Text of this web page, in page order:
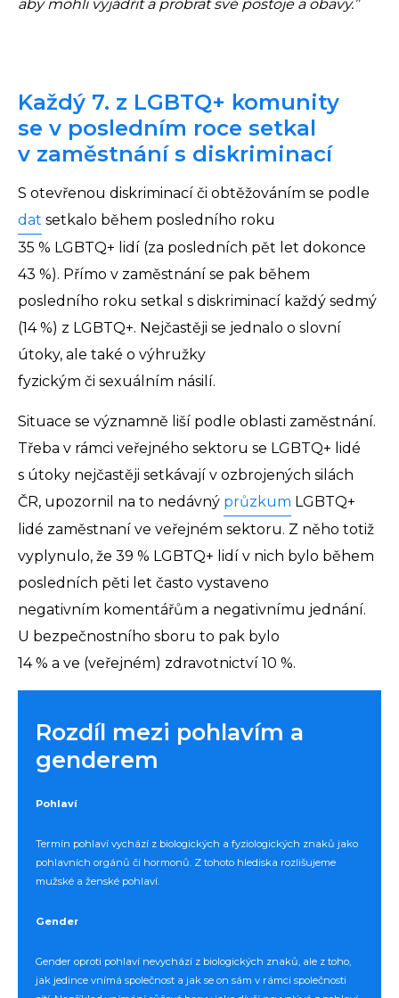
aby mohli vyjádřit a probrat své postoje a obavy.”
Každý 7. z LGBTQ+ komunity
se v posledním roce setkal
v zaměstnání s diskriminací
S otevřenou diskriminací či obtěžováním se podle
dat setkalo během posledního roku
35 % LGBTQ+ lidí (za posledních pět let dokonce
43 %). Přímo v zaměstnání se pak během
posledního roku setkal s diskriminací každý sedmý
(14 %) z LGBTQ+. Nejčastěji se jednalo o slovní
útoky, ale také o výhružky
fyzickým či sexuálním násilí.
Situace se významně liší podle oblasti zaměstnání.
Třeba v rámci veřejného sektoru se LGBTQ+ lidé
s útoky nejčastěji setkávají v ozbrojených silách
ČR, upozornil na to nedávný průzkum LGBTQ+
lidé zaměstnaní ve veřejném sektoru. Z něho totiž
vyplynulo, že 39 % LGBTQ+ lidí v nich bylo během
posledních pěti let často vystaveno
negativním komentářům a negativnímu jednání.
U bezpečnostního sboru to pak bylo
14 % a ve (veřejném) zdravotnictví 10 %.
Rozdíl mezi pohlavím a
genderem
Pohlaví
Termín pohlaví vychází z biologických a fyziologických znaků jako
pohlavních orgánů či hormonů. Z tohoto hlediska rozlišujeme
mužské a ženské pohlaví.
Gender
Gender oproti pohlaví nevychází z biologických znaků, ale z toho,
jak jedince vnímá společnost a jak se on sám v rámci společnosti